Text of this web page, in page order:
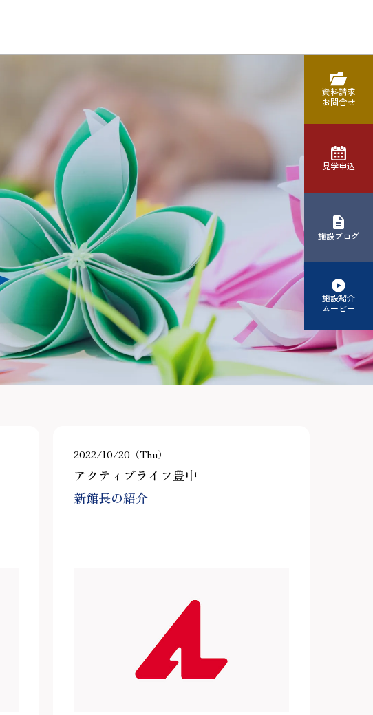
資料請求
お問合せ
見学申込
施設ブログ
施設紹介
ムービー
2022/10/20（Thu）
アクティブライフ豊中
新館長の紹介